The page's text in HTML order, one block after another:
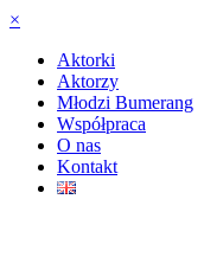
×
Aktorki
Aktorzy
Młodzi Bumerang
Współpraca
O nas
Kontakt